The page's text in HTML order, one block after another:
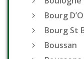
Bourg
Bourg St
Boussan